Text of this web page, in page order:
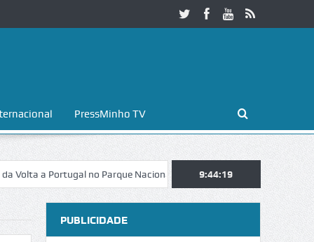
PressMinho TV
Portugal no Parque Nacional da Peneda-Gerês Esposende.
9:44:20
PUBLICIDADE